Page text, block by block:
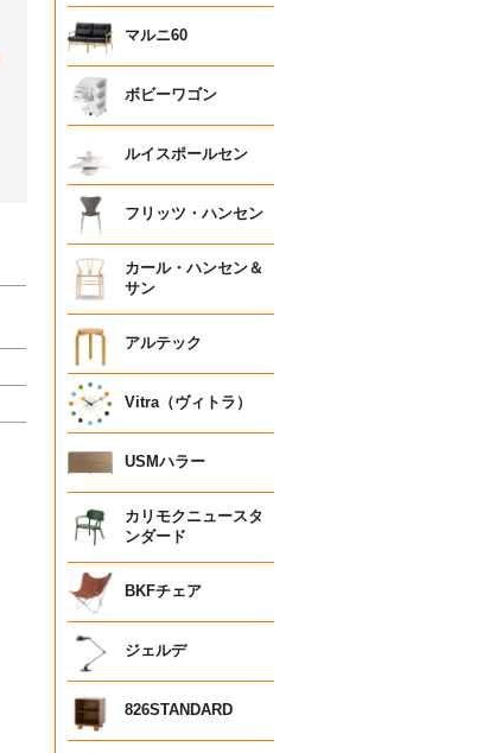
マルニ60
ボビーワゴン
ルイスポールセン
フリッツ・ハンセン
カール・ハンセン＆
サン
アルテック
Vitra（ヴィトラ）
USMハラー
カリモクニュースタ
ンダード
BKFチェア
ジェルデ
826STANDARD